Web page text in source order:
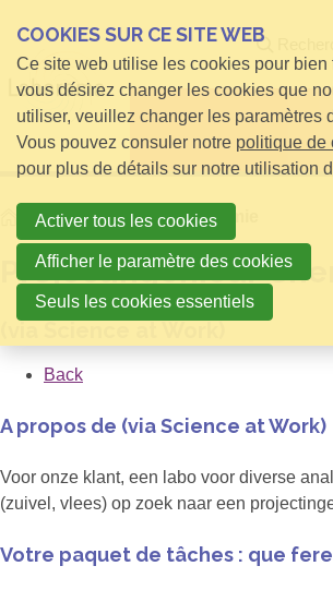
HomeProjectingenieur Chemie
Projectingenieur
Back
A propos de (via Science at Work)
Voor onze klant, een labo voor diverse
(zuivel, vlees) op zoek naar een
Votre paquet de tâches : que
COOKIES SUR CE SITE WEB
Ce site web utilise les cookies pour bien
vous désirez changer les cookies que
utiliser, veuillez changer les paramètres
Vous pouvez consuler notre politique de
pour plus de détails sur notre utilisation
Activer tous les cookies
Afficher le paramètre des cookies
Seuls les cookies essentiels